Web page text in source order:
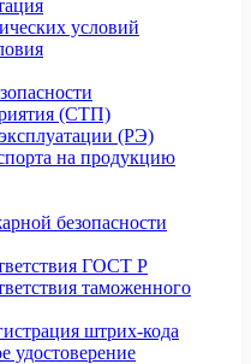
условий
(СТП)
(РЭ)
на продукцию
безопасности
ГОСТ Р
таможенного
штрих-кода
удостоверение